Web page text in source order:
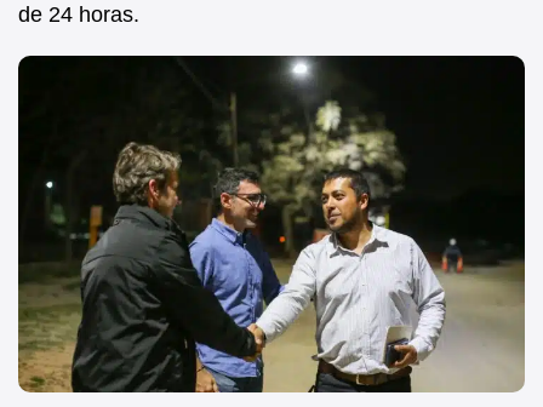
de 24 horas.